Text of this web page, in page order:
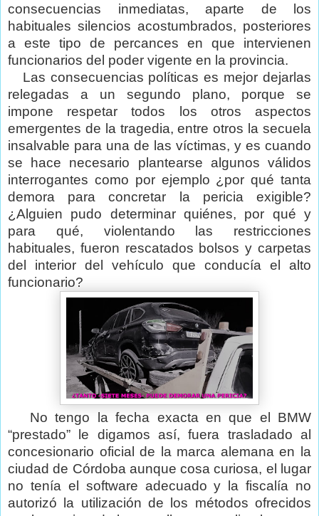
consecuencias inmediatas, aparte de los
habituales silencios acostumbrados, posteriores
a este tipo de percances en que intervienen
funcionarios del poder vigente en la provincia.
Las consecuencias políticas es mejor dejarlas
relegadas a un segundo plano, porque se
impone respetar todos los otros aspectos
emergentes de la tragedia, entre otros la secuela
insalvable para una de las víctimas, y es cuando
se hace necesario plantearse algunos válidos
interrogantes como por ejemplo ¿por qué tanta
demora para concretar la pericia exigible?
¿Alguien pudo determinar quiénes, por qué y
para qué, violentando las restricciones
habituales, fueron rescatados bolsos y carpetas
del interior del vehículo que conducía el alto
funcionario?
No tengo la fecha exacta en que el BMW
“prestado” le digamos así, fuera trasladado al
concesionario oficial de la marca alemana en la
ciudad de Córdoba aunque cosa curiosa, el lugar
no tenía el software adecuado y la fiscalía no
autorizó la utilización de los métodos ofrecidos